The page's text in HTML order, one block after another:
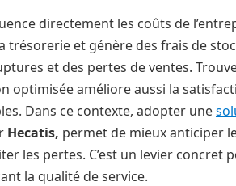
directement les coûts de
et génère des frais de
et des pertes de ventes.
optimisée améliore aussi la
Dans ce contexte, adopter une
Hecatis, permet de mieux anticiper
les pertes. C’est un levier concret
la qualité de service.